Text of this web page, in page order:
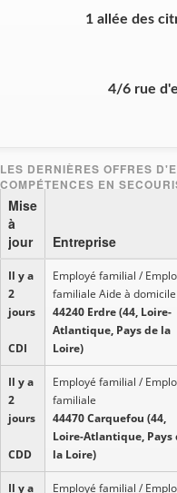
1 allée des
4/6 rue
Mise
à
jour
Entreprise
Il y a
2
jours
CDI
Employé familial /
familiale Aide à domicile
44240 Erdre (44, Loire-
Atlantique, Pays de la
Loire)
Il y a
2
jours
CDD
Employé familial /
familiale
44470 Carquefou (44,
Loire-Atlantique, Pays
la Loire)
Il y a
Employé familial /